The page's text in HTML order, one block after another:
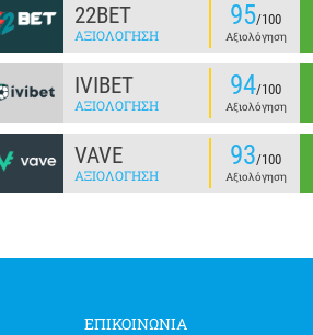
22BET
ΑΞΙΟΛΌΓΗΣΗ
95/100
Αξιολόγηση
IVIBET
ΑΞΙΟΛΌΓΗΣΗ
94/100
Αξιολόγηση
VAVE
ΑΞΙΟΛΌΓΗΣΗ
93/100
Αξιολόγηση
ΕΠΙΚΟΙΝΩΝΊΑ